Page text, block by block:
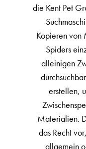
die Kent Pet
Kopieren von
Spiders
alleinigen
erstellen,
Materialien.
das Recht
allgemein